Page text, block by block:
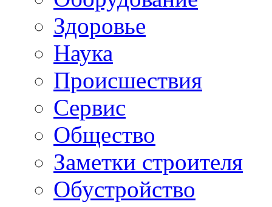
Здоровье
Наука
Происшествия
Сервис
Общество
Заметки строителя
Обустройство